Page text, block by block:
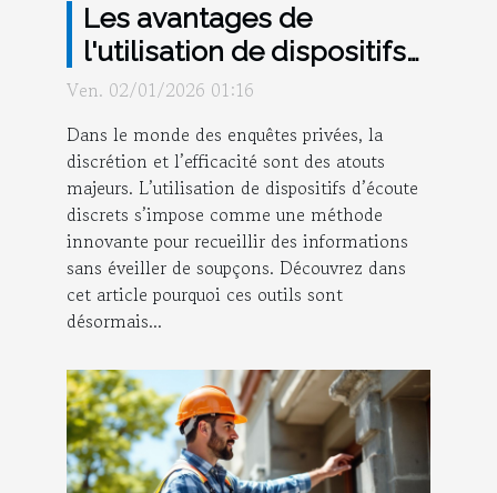
Les avantages de
l'utilisation de dispositifs
d'écoute discrets dans
Ven. 02/01/2026 01:16
Dans le monde des enquêtes privées, la
discrétion et l’efficacité sont des atouts
majeurs. L’utilisation de dispositifs d’écoute
discrets s’impose comme une méthode
innovante pour recueillir des informations
sans éveiller de soupçons. Découvrez dans
cet article pourquoi ces outils sont
désormais...